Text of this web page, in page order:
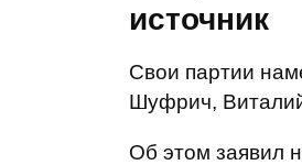
источник
Свои партии
Шуфрич,
Об этом заявил